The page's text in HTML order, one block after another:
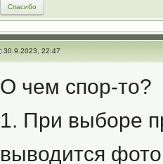
Спасибо
30.9.2023, 22:47
О чем спор-то?
1. При выборе
выводится